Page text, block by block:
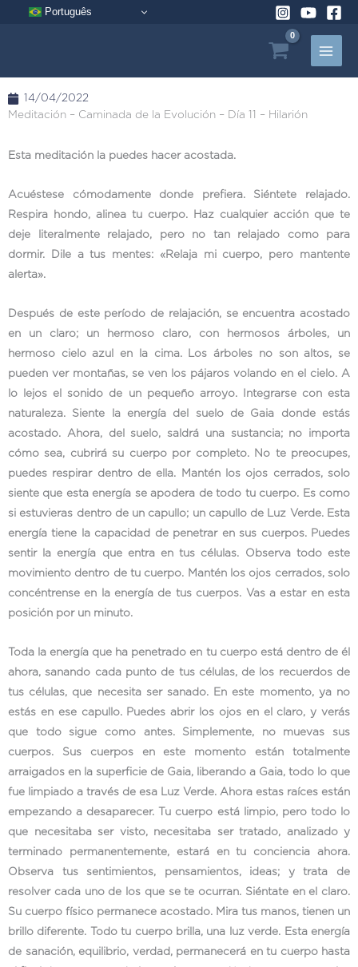
Português
14/04/2022
Meditación – Caminada de la Evolución – Día 11 – Hilarión
Esta meditación la puedes hacer acostada.
Acuéstese cómodamente donde prefiera. Siéntete relajado.
Respira hondo, alinea tu cuerpo. Haz cualquier acción que te
deje literalmente relajado, pero no tan relajado como para
dormir. Dile a tus mentes: «Relaja mi cuerpo, pero mantente
alerta».
Después de este período de relajación, se encuentra acostado
en un claro; un hermoso claro, con hermosos árboles, un
hermoso cielo azul en la cima. Los árboles no son altos, se
pueden ver montañas, se ven los pájaros volando en el cielo. A
lo lejos el sonido de un pequeño arroyo. Integrarse con esta
naturaleza. Siente la energía del suelo de Gaia donde estás
acostado. Ahora, del suelo, saldrá una sustancia; no importa
cómo sea, cubrirá su cuerpo por completo. No te preocupes,
puedes respirar dentro de ella. Mantén los ojos cerrados, solo
siente que esta energía se apodera de todo tu cuerpo. Es como
si estuvieras dentro de un capullo; un capullo de Luz Verde. Esta
energía tiene la capacidad de penetrar en sus cuerpos. Puedes
sentir la energía que entra en tus células. Observa todo este
movimiento dentro de tu cuerpo. Mantén los ojos cerrados, solo
concéntrense en la energía de tus cuerpos. Vas a estar en esta
posición por un minuto.
Toda la energía que ha penetrado en tu cuerpo está dentro de él
ahora, sanando cada punto de tus células, de los recuerdos de
tus células, que necesita ser sanado. En este momento, ya no
estás en ese capullo. Puedes abrir los ojos en el claro, y verás
que todo sigue como antes. Simplemente, no muevas sus
cuerpos. Sus cuerpos en este momento están totalmente
arraigados en la superficie de Gaia, liberando a Gaia, todo lo que
fue limpiado a través de esa Luz Verde. Ahora estas raíces están
empezando a desaparecer. Tu cuerpo está limpio, pero todo lo
que necesitaba ser visto, necesitaba ser tratado, analizado y
terminado permanentemente, estará en tu conciencia ahora.
Observa tus sentimientos, pensamientos, ideas; y trata de
resolver cada uno de los que se te ocurran. Siéntate en el claro.
Su cuerpo físico permanece acostado. Mira tus manos, tienen un
brillo diferente. Todo tu cuerpo brilla, una luz verde. Esta energía
de sanación, equilibrio, verdad, permanecerá en tu cuerpo hasta